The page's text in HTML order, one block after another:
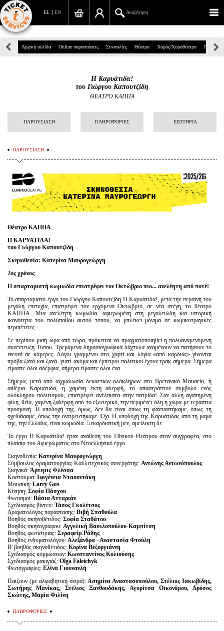
EN
EL Αναζήτηση
Πανεπιστημίου 39, Αθήνα
info@ticketservices.gr
Σύνδεση/Εγγραφή
Πληροφορίες
Αρχική σελίδα Online παραστάσεις Συναυλίες Θέατρο Χορός/Χοροθέατρο Παιδικά
Η Καρυάτιδα!
του Γιώργου Καπουτζίδη
ΘΕΑΤΡΟ ΚΑΠΠΑ
ΠΑΡΟΥΣΙΑΣΗ ΠΛΗΡΟΦΟΡΙΕΣ ΕΙΣΙΤΗΡΙΑ
ΠΑΡΟΥΣΙΑΣΗ
Θέατρο ΚΑΠΠΑ
Η ΚΑΡΥΑΤΙΔΑ!
του Γιώργου Καπουτζίδη
Σκηνοθεσία: Κατερίνα Μαυρογεώργη
2ος χρόνος
Η σπαρταριστή κωμωδία επιστρέφει τον Οκτώβριο πιο... ανελέητη από ποτέ!
Το σπαρταριστό έργο του Γιώργου Καπουτζίδη Η Καρυάτιδα!, μετά την περσινή του
μεγάλη επιτυχία, επιστρέφει τον ερχόμενο Οκτώβριο, σε νέα στέγη, το θέατρο
ΚΑΠΠΑ. Μια ανελέητη κωμωδία, αφιερωμένη στη μεγαλειώδη και ιστορική
ικανότητα του πολύπαθου αυτού τόπου, να μπλέκει μόνιμα σε κωμικοτραγικές
περιπέτειες.
Σε περίπου μισή ώρα από τώρα, πρόκειται να πραγματοποιηθεί η πολυαναμενόμενη
συνέντευξη Τύπου. Τρεμάμενα δημοσιογραφικά δάχτυλα αναμένουν να πατήσουν το
record σε κάμερες. Λόγοι γραμμένοι στο χαρτί και λόγια «από καρδιάς» γίνονται
πρόβα ξανά και ξανά· γιατί ακόμα και έμπειροι πολιτικοί έχουν τρακ σήμερα. Σήμερα
είμαστε όλοι αδέρφια, σήμερα είμαστε όλοι ένα.
Σήμερα, μετά από αιχμαλωσία δεκαετιών ολόκληρων στο Βρετανικό Μουσείο, η
αιθέρια Καρυάτιδα, η χαμένη έκτη αδερφή, το απαστράπτον σύμβολο ενός
ολόκληρου πολιτισμού, επιστρέφει ανέλπιστα στην πατρίδα! Σαν άλλη αγαπημένη
φίλη, θεία, χαμένη ξαδέρφη από το εξωτερικό, την περιμένει όλη η χώρα με τεράστια
προσμονή. Η υποδοχή της, όμως, δεν θα είναι όπως τη φανταστήκαμε, όπως τη
σχεδιάσαμε, όπως την ονειρευτήκαμε. Όχι. Η υποδοχή της Καρυάτιδας από τη μαμά
της, την Ελλάδα, είναι κωμωδία. Ξεκαρδιστική μεν, αμείλικτη δε.
Το έργο Η Καρυάτιδα! ήταν ανάθεση του Εθνικού Θεάτρου στον συγγραφέα, στο
πλαίσιο του Αφιερώματος στο Νεοελληνικό έργο.
Σκηνοθεσία: Κατερίνα Μαυρογεώργη
Σύμβουλος δραματουργίας-Καλλιτεχνικός συνεργάτης: Αντώνης Αντωνόπουλος
Σκηνικά: Άρτεμις Φλέσσα
Κοστούμια: Ιφιγένεια Νταουντάκη
Μουσική: Larry Gus
Κίνηση: Σοφία Πάσχου
Φωτισμοί: Βάσια Ατταριάν
Σχεδιασμός βίντεο: Τάσος Γκολέτσος
Δραματολόγος παράστασης: Βιβή Σπαθούλα
Βοηθός σκηνοθέτιδος: Σοφία Σταθάτου
Βοηθός σκηνογράφου: Αγγελική Βασιλοπούλου-Καμπίτση
Βοηθός φωτίστριας: Σεραφείμ Ράδης
Βοηθός ενδυματολόγου: Αλεξάνδρα - Αναστασία Φτούλη
Β' βοηθός σκηνοθέτιδος: Κορίνα Βεζυργιάννη
Σχεδιασμός κομμώσεων: Κωνσταντίνος Κολιούσης
Σχεδιασμός μακιγιάζ: Olga Faleichyk
Φωτογραφίες: Ελίνα Γιουνανλή
Παίζουν (με αλφαβητική σειρά):Ασημίνα Αναστασοπούλου, Στέλιος Ιακωβίδης,
Σωτήρης Μανίκας, Στέλιος Ξανθουδάκης, Αγορίτσα Οικονόμου, Δρόσος
Σκώτης, Μαρία Φιλίνη
ΠΛΗΡΟΦΟΡΙΕΣ